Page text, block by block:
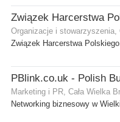
Organizacje i stowarzyszenia,
Związek Harcerstwa
PBlink.co.uk - Polish
Marketing i PR, Cała Wielka
Networking biznesowy w